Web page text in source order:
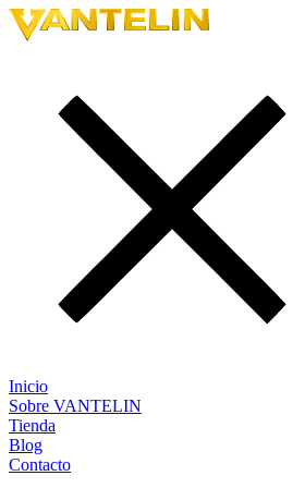
Inicio
Sobre VANTELIN
Tienda
Blog
Contacto